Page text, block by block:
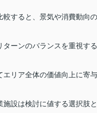
すると、景気や消費動向の
ターンのバランスを重視する
エリア全体の価値向上に寄与
施設は検討に値する選択肢と